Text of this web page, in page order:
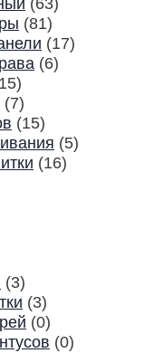
(81)
(17)
(6)
(7)
(15)
(5)
(16)
(3)
(3)
(0)
(0)